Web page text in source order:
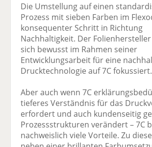
Die Umstellung auf einen
Prozess mit sieben Farben im
konsequenter Schritt in Richtung
Nachhaltigkeit. Der
sich bewusst im Rahmen seiner
Entwicklungsarbeit für eine
Drucktechnologie auf 7C fokussiert.
Aber auch wenn 7C
tieferes Verständnis für das
erfordert und auch kundenseitig
Prozessstrukturen verändert – 7C
nachweislich viele Vorteile. Zu